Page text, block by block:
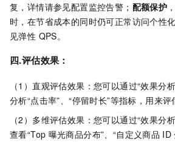
复，详情请参见配置监控告警； 配额保护
时，在节省成本的同时仍可正常访问个性
见弹性 QPS。
四.评估效果：
（1）直观评估效果：您可以通过“效果分
分析“点击率”、“停留时长”等指标，用来评
（2）多维评估效果：您可以通过“效果分
查看“Top 曝光商品分布”、“自定义商品 ID